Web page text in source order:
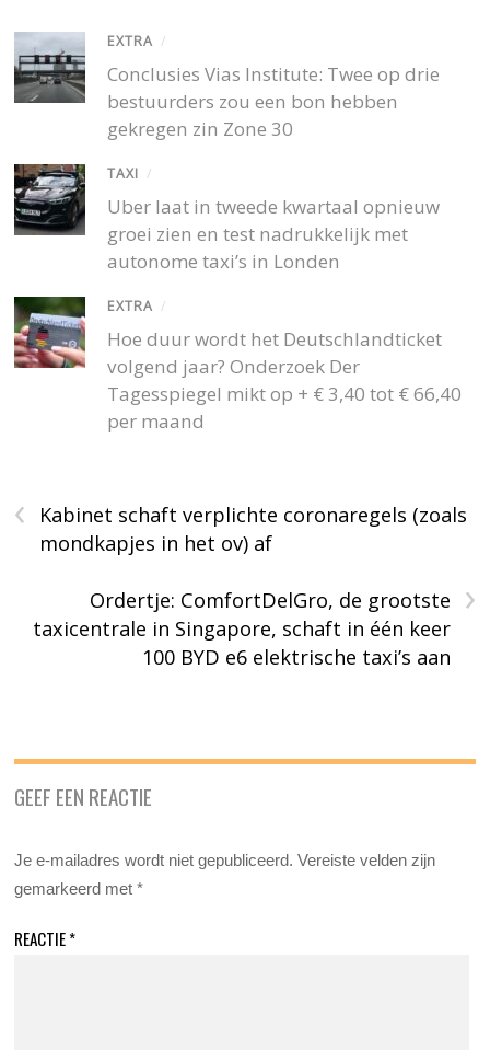
EXTRA /
Conclusies Vias Institute: Twee op drie
bestuurders zou een bon hebben
gekregen zin Zone 30
TAXI /
Uber laat in tweede kwartaal opnieuw
groei zien en test nadrukkelijk met
autonome taxi’s in Londen
EXTRA /
Hoe duur wordt het Deutschlandticket
volgend jaar? Onderzoek Der
Tagesspiegel mikt op + € 3,40 tot € 66,40
per maand
‹
Kabinet schaft verplichte coronaregels (zoals
mondkapjes in het ov) af
›
Ordertje: ComfortDelGro, de grootste
taxicentrale in Singapore, schaft in één keer
100 BYD e6 elektrische taxi’s aan
GEEF EEN REACTIE
Je e-mailadres wordt niet gepubliceerd. Vereiste velden zijn
gemarkeerd met*
REACTIE*